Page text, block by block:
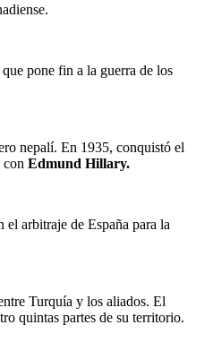
pone fin a la guerra de los
nepalí. En 1935, conquistó el
con Edmund Hillary.
el arbitraje de España para la
Turquía y los aliados. El
quintas partes de su territorio.